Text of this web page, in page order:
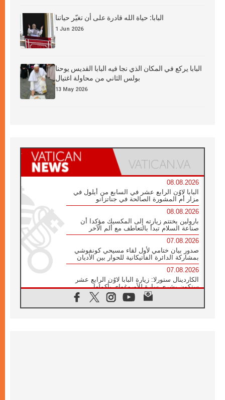
البابا: حياة الله قادرة على أن تغيّر حياتنا
1 Jun 2026
البابا يركع في المكان الذي نجا فيه البابا القديس يوحنا
بولس الثاني من محاولة اغتيال
13 May 2026
08.08.2026
البابا لاوُن الرابع عشر في السابع من أيلول في
مزار أم المشورة الصالحة في جناتزانو
08.08.2026
بارولين يختتم زيارته إلى المكسيك مؤكدا أن
صناعة السلام تبدأ بالتعاطف مع ألم الآخر
07.08.2026
صدور بيان ختامي لأول لقاء مسيحي كونفوشي
بمشاركة الدائرة الفاتيكانية للحوار بين الأديان
07.08.2026
الكاردينال ستورلا: زيارة البابا لاوُن الرابع عشر
ستكون بشرى سارة للأوروغواي بأكملها
الفاتيكان يعلن برنامج الزيارة الرسولية للبابا لاوُن